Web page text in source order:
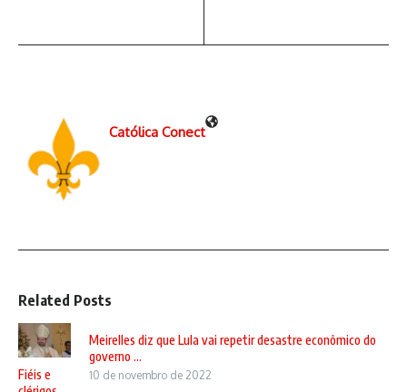
Católica Conect
Related Posts
Fiéis e
Meirelles diz que Lula vai repetir desastre econômico do
governo ...
10 de novembro de 2022